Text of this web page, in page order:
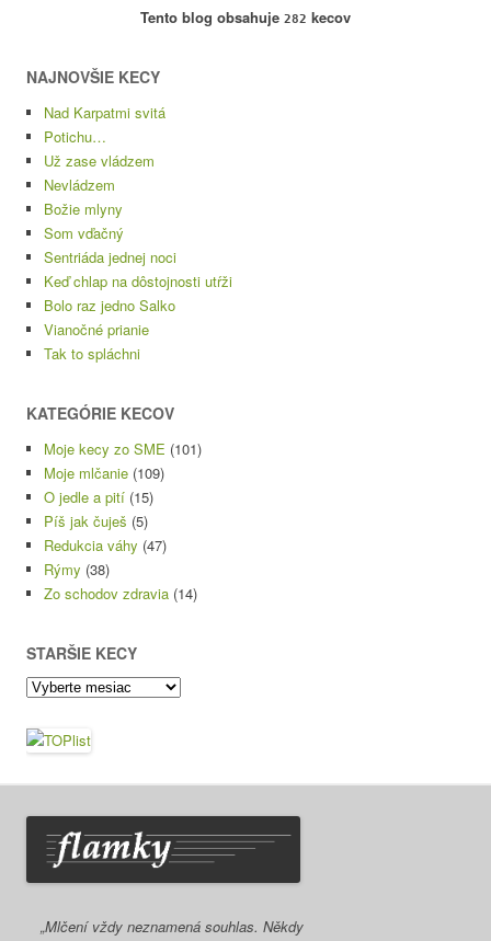
Tento blog obsahuje 282 kecov
NAJNOVŠIE KECY
Nad Karpatmi svitá
Potichu…
Už zase vládzem
Nevládzem
Božie mlyny
Som vďačný
Sentriáda jednej noci
Keď chlap na dôstojnosti utŕži
Bolo raz jedno Salko
Vianočné prianie
Tak to spláchni
KATEGÓRIE KECOV
Moje kecy zo SME (101)
Moje mlčanie (109)
O jedle a pití (15)
Píš jak čuješ (5)
Redukcia váhy (47)
Rýmy (38)
Zo schodov zdravia (14)
STARŠIE KECY
Staršie
kecy
„Mlčení vždy neznamená souhlas. Někdy